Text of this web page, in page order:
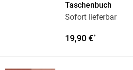
Taschenbuch
Sofort lieferbar
19,90 €*